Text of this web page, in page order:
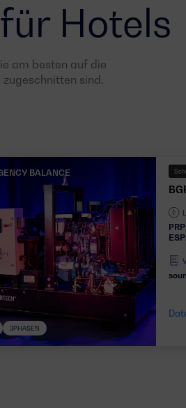
Hotels
am besten auf die
sind.
BALANCE
3PHASEN